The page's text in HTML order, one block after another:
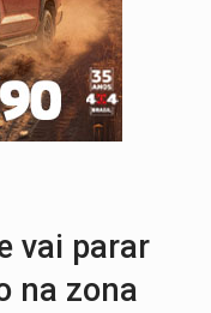
fratura após mulher
e as nuvens no céu de Rondônia –
Marques reduz pena de Acir Gurgacz e declara
vai parar
na zona